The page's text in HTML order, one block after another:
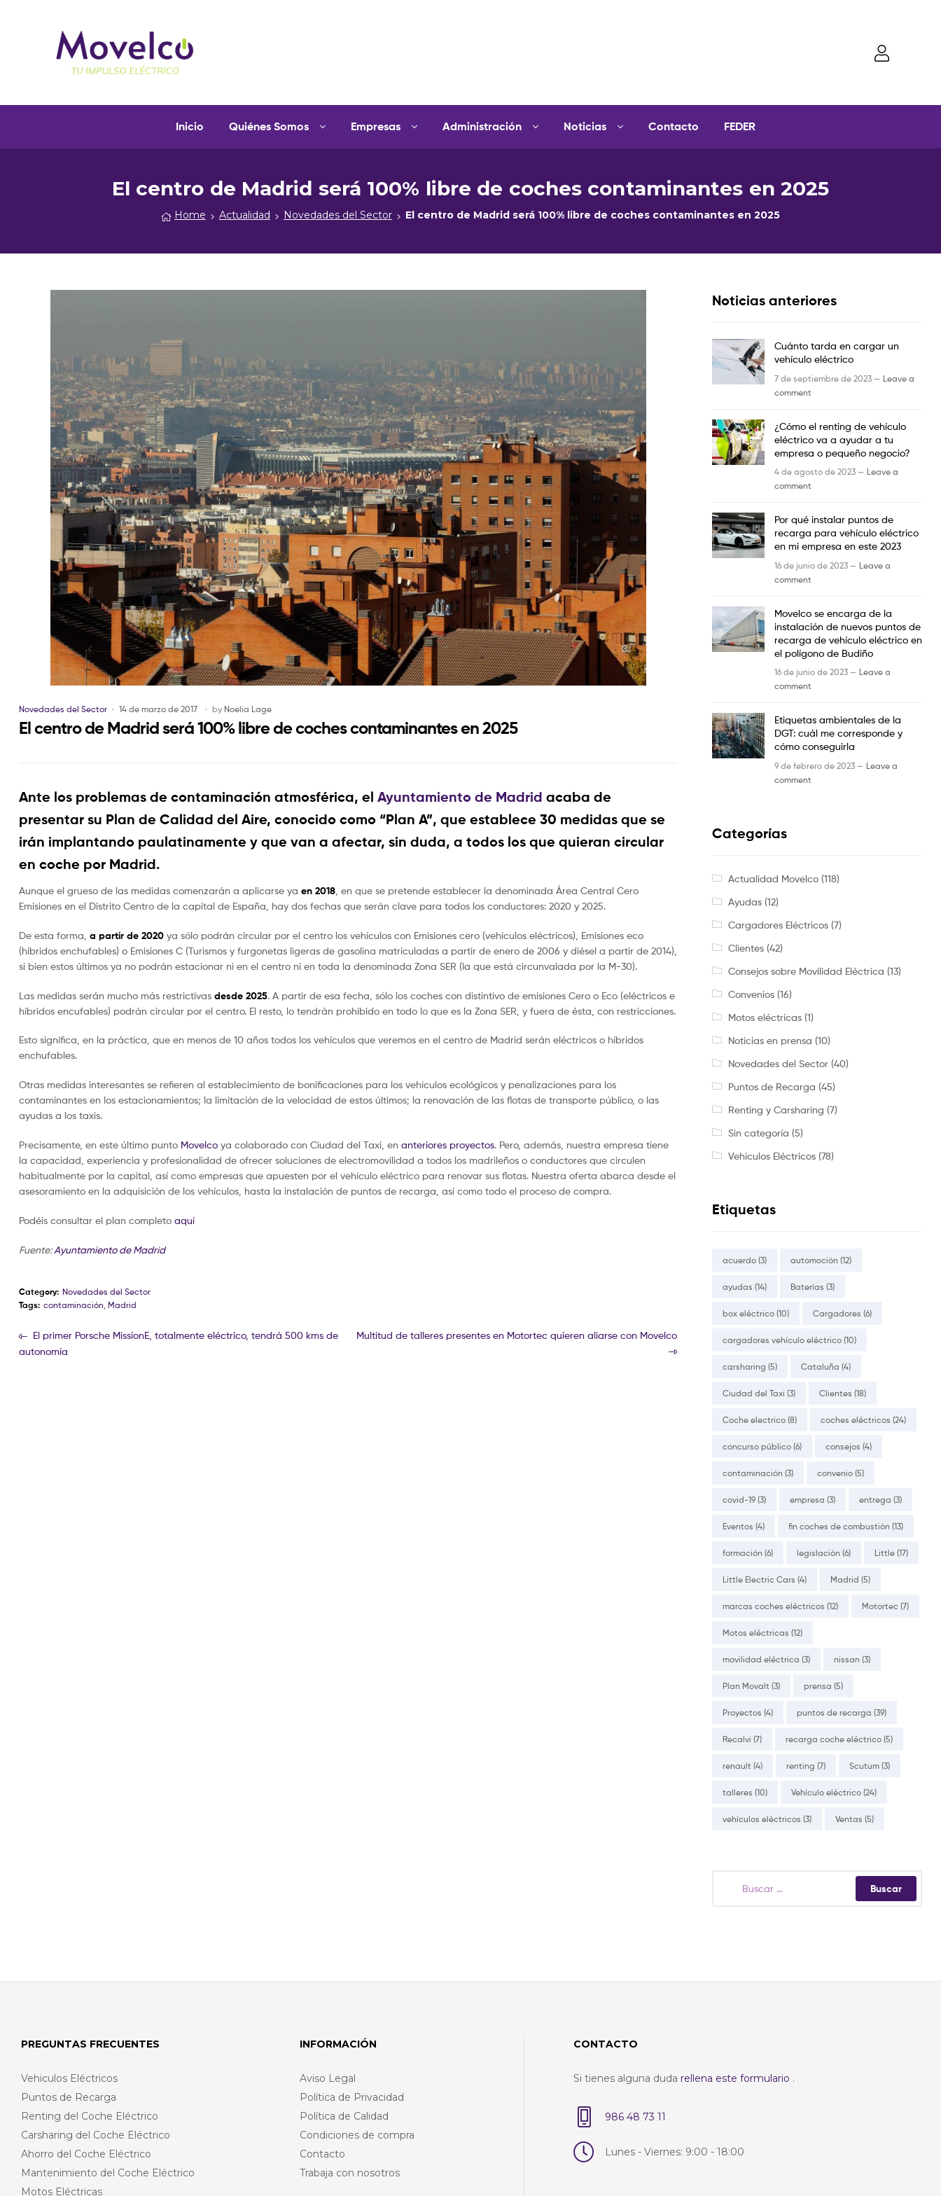
y
Inicio Quiénes Somos Empresas Administración Noticias Contacto FEDER
El centro de Madrid será 100% libre de coches contaminantes en 2025
Home Actualidad Novedades del Sector El centro de Madrid será 100% libre de coches contaminantes en 2025
Novedades del Sector 14 de marzo de 2017 by Noelia Lage
El centro de Madrid será 100% libre de coches contaminantes en 2025
Ante los problemas de contaminación atmosférica, el Ayuntamiento de Madrid acaba de
presentar su Plan de Calidad del Aire, conocido como “Plan A”, que establece 30 medidas que se
irán implantando paulatinamente y que van a afectar, sin duda, a todos los que quieran circular
en coche por Madrid.
Aunque el grueso de las medidas comenzarán a aplicarse ya en 2018 , en que se pretende establecer la denominada Área Central Cero
Emisiones en el Distrito Centro de la capital de España, hay dos fechas que serán clave para todos los conductores: 2020 y 2025.
De esta forma, a partir de 2020 ya sólo podrán circular por el centro los vehículos con Emisiones cero (vehículos eléctricos), Emisiones eco
(híbridos enchufables) o Emisiones C (Turismos y furgonetas ligeras de gasolina matriculadas a partir de enero de 2006 y diésel a partir de 2014),
si bien estos últimos ya no podrán estacionar ni en el centro ni en toda la denominada Zona SER (la que está circunvalada por la M-30).
Las medidas serán mucho más restrictivas desde 2025. A partir de esa fecha, sólo los coches con distintivo de emisiones Cero o Eco (eléctricos e
híbridos encufables) podrán circular por el centro. El resto, lo tendrán prohibido en todo lo que es la Zona SER, y fuera de ésta, con restricciones.
Esto significa, en la práctica, que en menos de 10 años todos los vehículos que veremos en el centro de Madrid serán eléctricos o híbridos
enchufables.
Otras medidas interesantes se refieren al establecimiento de bonificaciones para los vehículos ecológicos y penalizaciones para los
contaminantes en los estacionamientos; la limitación de la velocidad de estos últimos; la renovación de las flotas de transporte público, o las
ayudas a los taxis.
Precisamente, en este último punto Movelco ya colaborado con Ciudad del Taxi, en anteriores proyectos. Pero, además, nuestra empresa tiene
la capacidad, experiencia y profesionalidad de ofrecer soluciones de electromovilidad a todos los madrileños o conductores que circulen
habitualmente por la capital, así como empresas que apuesten por el vehículo eléctrico para renovar sus flotas. Nuestra oferta abarca desde el
asesoramiento en la adquisición de los vehículos, hasta la instalación de puntos de recarga, así como todo el proceso de compra.
Podéis consultar el plan completo aquí
Fuente:Ayuntamiento de Madrid
Category: Novedades del Sector
Tags: contaminación, Madrid
El primer Porsche MissionE, totalmente eléctrico, tendrá 500 kms de
autonomía
Multitud de talleres presentes en Motortec quieren aliarse con Movelco
Noticias anteriores
Cuánto tarda en cargar un
vehículo eléctrico
7 de septiembre de 2023 — Leave a
comment
¿Cómo el renting de vehículo
eléctrico va a ayudar a tu
empresa o pequeño negocio?
4 de agosto de 2023 — Leave a
comment
Por qué instalar puntos de
recarga para vehículo eléctrico
en mi empresa en este 2023
16 de junio de 2023 — Leave a
comment
Movelco se encarga de la
instalación de nuevos puntos de
recarga de vehículo eléctrico en
el polígono de Budiño
16 de junio de 2023 — Leave a
comment
Etiquetas ambientales de la
DGT: cuál me corresponde y
cómo conseguirla
9 de febrero de 2023 — Leave a
comment
Categorías
Actualidad Movelco(118)
Ayudas(12)
Cargadores Eléctricos(7)
Clientes(42)
Consejos sobre Movilidad Eléctrica (13)
Convenios(16)
Motos eléctricas(1)
Noticias en prensa (10)
Novedades del Sector(40)
Puntos de Recarga (45)
Renting y Carsharing (7)
Sin categoría (5)
Vehículos Eléctricos(78)
Etiquetas
acuerdo (3) automoción (12)
ayudas (14) Baterías (3)
box eléctrico (10) Cargadores (6)
cargadores vehículo eléctrico (10)
carsharing (5) Cataluña (4)
Ciudad del Taxi (3) Clientes (18)
Coche electrico (8) coches eléctricos (24)
concurso público (6) consejos (4)
contaminación (3) convenio (5)
covid-19 (3) empresa (3) entrega (3)
Eventos (4) fin coches de combustión (13)
formación (6) legislación (6) Little (17)
Little Electric Cars (4) Madrid (5)
marcas coches eléctricos (12) Motortec (7)
Motos eléctricas (12)
movilidad eléctrica (3) nissan (3)
Plan Movalt (3) prensa (5)
Proyectos (4) puntos de recarga (39)
Recalvi (7) recarga coche eléctrico (5)
renault (4) renting (7) Scutum (3)
talleres (10) Vehículo eléctrico (24)
vehículos eléctricos (3) Ventas (5)
PREGUNTAS FRECUENTES
Vehiculos Eléctricos
Puntos de Recarga
Renting del Coche Eléctrico
Carsharing del Coche Eléctrico
Ahorro del Coche Eléctrico
Mantenimiento del Coche Eléctrico
Motos Eléctricas
INFORMACIÓN
Aviso Legal
Política de Privacidad
Política de Calidad
Condiciones de compra
Contacto
Trabaja con nosotros
CONTACTO
Si tienes alguna duda rellena este formulario .
986 48 73 11
Lunes - Viernes: 9:00 - 18:00